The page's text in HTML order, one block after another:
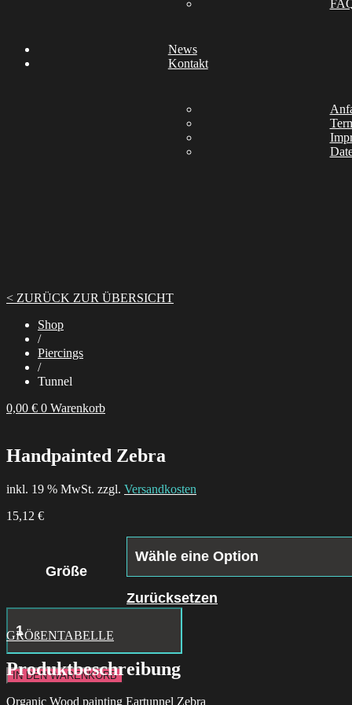
News
Kontakt
< ZURÜCK ZUR ÜBERSICHT
Shop
/
Piercings
/
Tunnel
0,00 € 0 Warenkorb
Handpainted Zebra
inkl. 19 % MwSt. zzgl. Versandkosten
15,12 €
Größe
Zurücksetzen
Icon
Immaculate
Mary
Menge
IN DEN WARENKORB
GRÖßENTABELLE
Produktbeschreibung
Organic Wood painting Eartunnel Zebra